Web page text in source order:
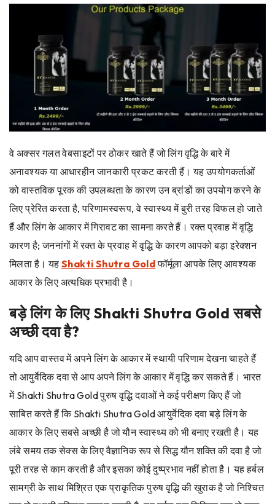
वे अक्सर गलत वेबसाइटों पर ठोकर खाते हैं जो लिंग वृद्धि के बारे में
अनावश्यक या आधारहीन जानकारी प्रकट करती हैं। यह उपयोगकर्ताओं
को वास्तविक पूरक की उपलब्धता के कारण उन ब्रांडों का उपयोग करने के
लिए प्रेरित करता है, परिणामस्वरूप, वे स्वास्थ्य में बुरी तरह विफल हो जाते
हैं और लिंग के आकार में गिरावट का सामना करते हैं। रक्त प्रवाह में वृद्धि
कारण है; जननांगों में रक्त के प्रवाह में वृद्धि के कारण आपको बड़ा इरेक्शन
मिलता है। यहShakti Shutra Goldफॉर्मूला आपके लिए आवश्यक
आकार के लिए अत्यधिक प्रभावी है।
बड़े लिंग के लिए Shakti Shutra Gold सबसे
अच्छी दवा है?
यदि आप वास्तव में अपने लिंग के आकार में स्थायी परिणाम देखना चाहते हैं
तो आयुर्वेदिक दवा से आप अपने लिंग के आकार में वृद्धि कर सकते हैं। भारत
में Shakti Shutra Gold पुरुष वृद्धि दवाओं ने कई परीक्षण किए हैं जो
साबित करते हैं कि Shakti Shutra Gold आयुर्वेदिक दवा बड़े लिंग के
आकार के लिए सबसे अच्छी है जो यौन स्वास्थ्य को भी बनाए रखती है। यह
लंबे समय तक सेक्स के लिए वैज्ञानिक रूप से सिद्ध यौन शक्ति की दवा है जो
पूरी तरह से काम करती है और इसका कोई दुष्प्रभाव नहीं होता है। यह हर्बल
सामग्री के साथ मिश्रित एक प्राकृतिक पुरुष वृद्धि की खुराक है जो निश्चित